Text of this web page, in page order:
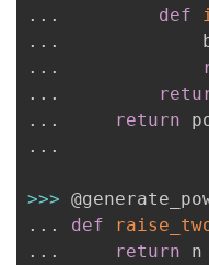
. . . def
. . .
. . .
. . .
. . . return
. . .
>>>
. . . def
. . . return